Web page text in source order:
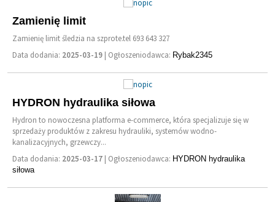
Zamienię limit
Zamienię limit śledzia na szprote.tel 693 643 327
Data dodania: 2025-03-19 | Ogłoszeniodawca: Rybak2345
HYDRON hydraulika siłowa
Hydron to nowoczesna platforma e-commerce, która specjalizuje się w
sprzedaży produktów z zakresu hydrauliki, systemów wodno-
kanalizacyjnych, grzewczy...
Data dodania: 2025-03-17 | Ogłoszeniodawca: HYDRON hydraulika
siłowa